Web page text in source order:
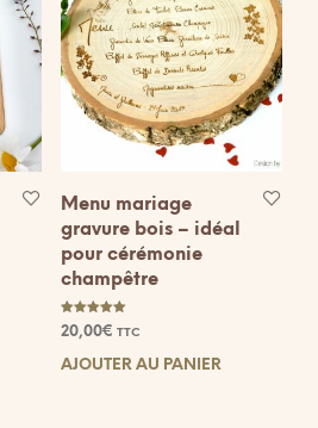
Menu mariage
gravure bois – idéal
pour cérémonie
champêtre
Note
5.00
20,00€ TTC
AJOUTER AU PANIER